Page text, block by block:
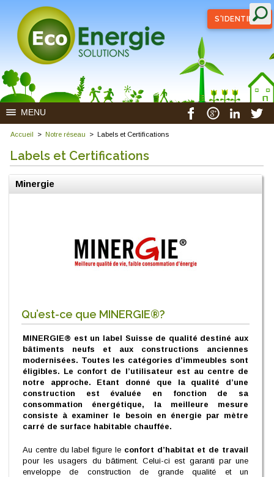
S'IDENTIFIER
MENU
Accueil > Notre réseau > Labels et Certifications
Labels et Certifications
Minergie
Qu’est-ce que MINERGIE®?
MINERGIE® est un label Suisse de qualité destiné aux
bâtiments neufs et aux constructions anciennes
modernisées. Toutes les catégories d’immeubles sont
éligibles. Le confort de l’utilisateur est au centre de
notre approche. Etant donné que la qualité d’une
construction est évaluée en fonction de sa
consommation énergétique, la meilleure mesure
consiste à examiner le besoin en énergie par mètre
carré de surface habitable chauffée.
Au centre du label figure le confort d’habitat et de travail
pour les usagers du bâtiment. Celui-ci est garanti par une
enveloppe de construction de grande qualité et un